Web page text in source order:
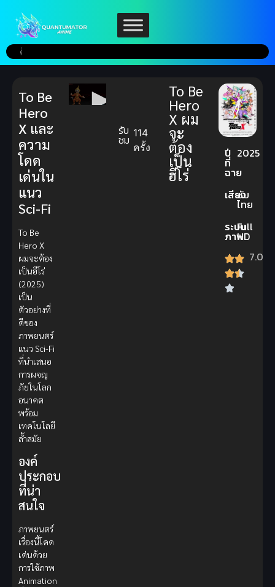
รับ
ชม 114
ครั้ง
To Be
Hero
X ผม
จะ
ต้อง
เป็น
ฮีโร่
ปี
ที่
ฉาย
2025
เสียง
ซับ
ไทย
ระบบ
ภาพ
Full
HD
7.0
To Be
Hero
X และ
ความ
โดด
เด่นใน
แนว
Sci-Fi
To Be
Hero X
ผมจะต้อง
เป็นฮีโร่
(2025)
เป็น
ตัวอย่างที่
ดีของ
ภาพยนตร์
แนว Sci-Fi
ที่นำเสนอ
การผจญ
ภัยในโลก
อนาคต
พร้อม
เทคโนโลยี
ล้ำสมัย
องค์
ประกอบ
ที่น่า
สนใจ
ภาพยนตร์
เรื่องนี้โดด
เด่นด้วย
การใช้ภาพ
Animation